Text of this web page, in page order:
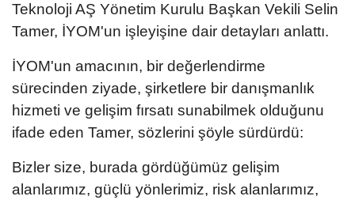
Teknoloji AŞ Yönetim Kurulu Başkan Vekili Selin
Tamer, İYOM'un işleyişine dair detayları anlattı.
İYOM'un amacının, bir değerlendirme
sürecinden ziyade, şirketlere bir danışmanlık
hizmeti ve gelişim fırsatı sunabilmek olduğunu
ifade eden Tamer, sözlerini şöyle sürdürdü:
Bizler size, burada gördüğümüz gelişim
alanlarımız, güçlü yönlerimiz, risk alanlarımız,